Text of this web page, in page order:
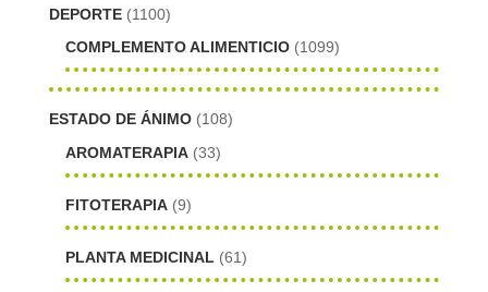
DEPORTE (1100)
COMPLEMENTO ALIMENTICIO (1099)
ESTADO DE ÁNIMO (108)
AROMATERAPIA (33)
FITOTERAPIA (9)
PLANTA MEDICINAL (61)